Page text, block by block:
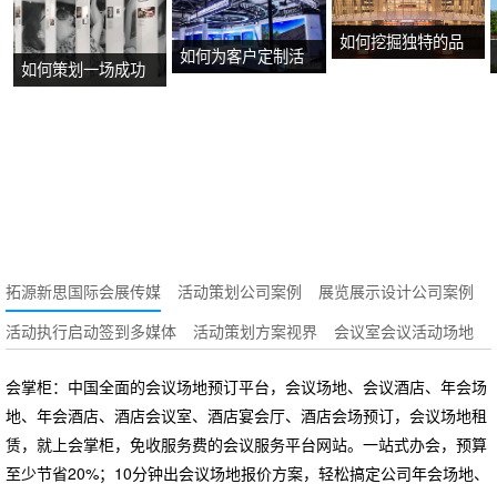
如何策划一场成功
如何为客户定制活
如何挖掘独特的品
拓源新思国际会展传媒 活动策划公司案例
展览展示设计公司案例
活动执行启动签到多媒体
活动策划方案视界 会议室会议活动场地
会掌柜：中国全面的会议场地预订平台，会议场地、会议酒店、年会场
地、年会酒店、酒店会议室、酒店宴会厅、酒店会场预订，会议场地租
赁，就上会掌柜，免收服务费的会议服务平台网站。一站式办会，预算
至少节省20%；10分钟出会议场地报价方案，轻松搞定公司年会场地、